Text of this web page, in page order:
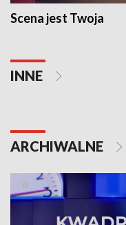
Scena jest Twoja
INNE
ARCHIWALNE